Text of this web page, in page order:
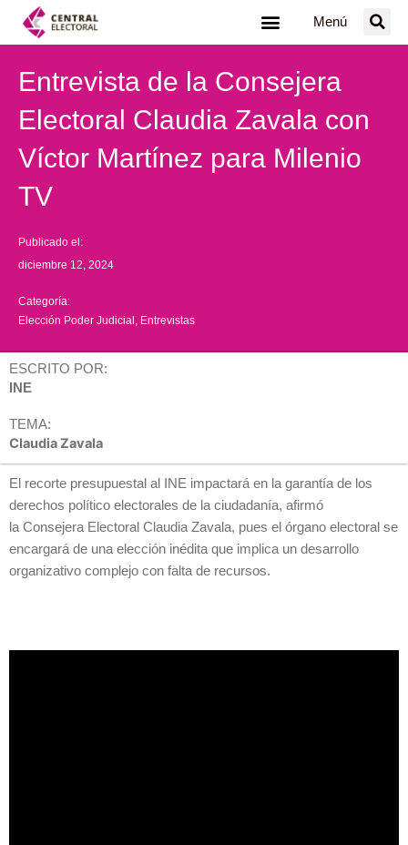
Menú
Entrevista de la Consejera
Electoral Claudia Zavala con
Víctor Martínez para Milenio
TV
Publicado el:
diciembre 12, 2024
Categoría:
Elección Poder Judicial Entrevistas
ESCRITO POR:
INE
TEMA:
Claudia Zavala
El recorte presupuestal al INE impactará en la garantía de los
derechos político electorales de la ciudadanía, afirmó
la Consejera Electoral Claudia Zavala, pues el órgano electoral se
encargará de una elección inédita que implica un desarrollo
organizativo complejo con falta de recursos.